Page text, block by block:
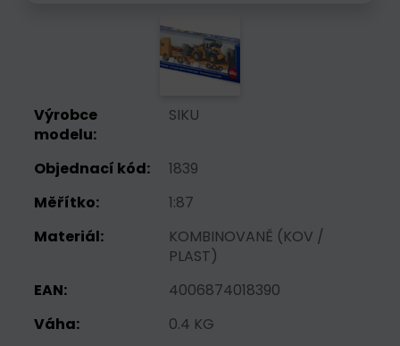
Výrobce
modelu:
SIKU
Objednací kód:
1839
Měřítko:
1:87
Materiál:
KOMBINOVANĚ (KOV /
PLAST)
EAN:
4006874018390
Váha:
0.4 KG